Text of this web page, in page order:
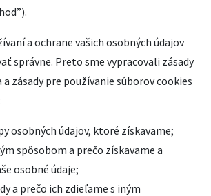
a ochrane vašich osobných údajov
správne. Preto sme vypracovali zásady
zásady pre používanie súborov cookies
osobných údajov, ktoré získavame;
spôsobom a prečo získavame a
osobné údaje;
a prečo ich zdieľame s iným